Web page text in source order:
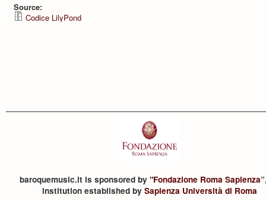
Source:
Codice LilyPond
baroquemusic.it is sponsored by "Fondazione Roma Sapienza
institution established by Sapienza Università di Roma